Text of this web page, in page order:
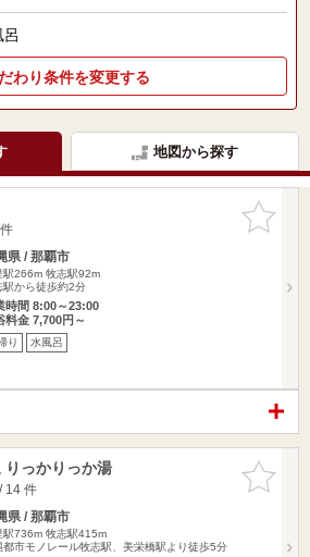
呂
わり条件を変更する
地図から探す
お気に入
りに追加
県 / 那覇市
駅266m 牧志駅92m
駅から徒歩約2分
時間 8:00～23:00
料金 7,700円～
り 水風呂
お気に入
りに追加
りっかりっか湯
14 件
県 / 那覇市
駅736m 牧志駅415m
都市モノレール牧志駅、美栄橋駅より徒歩5分